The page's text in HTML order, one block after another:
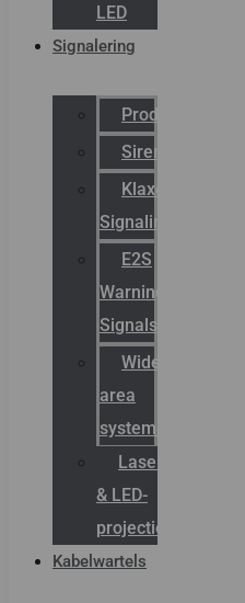
LED
Signalering
Sirena
Klaxon
Signaling
E2S
Warning
Signals
Wide
area
systemen
Laserbelijning
& LED-
projectie
Kabelwartels